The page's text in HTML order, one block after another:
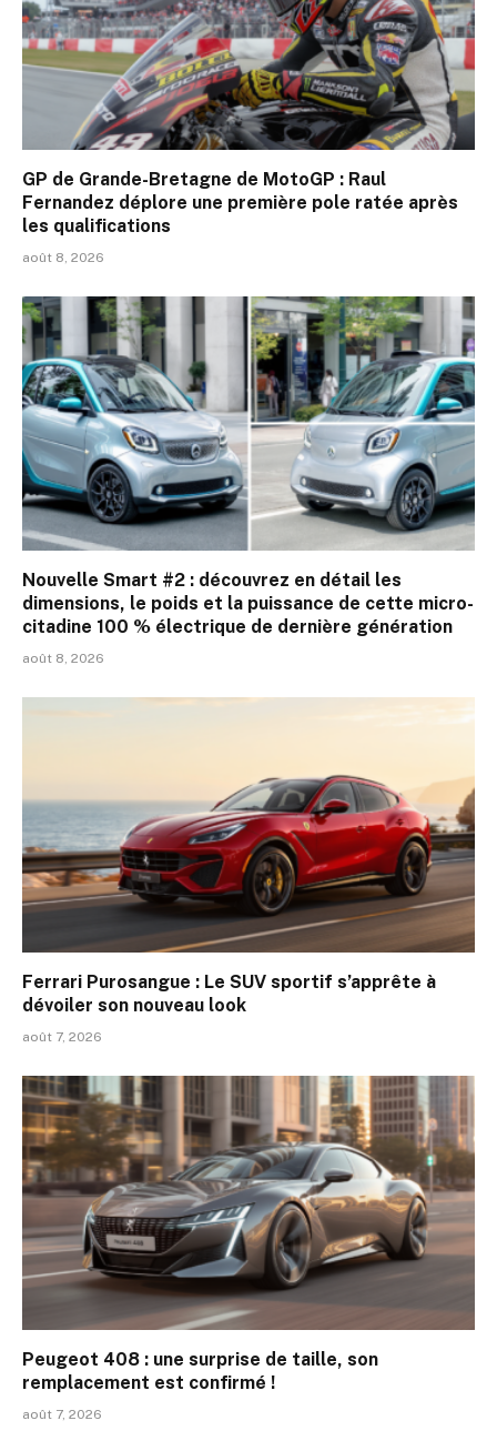
GP de Grande-Bretagne de MotoGP : Raul
Fernandez déplore une première pole ratée après
les qualifications
août 8, 2026
Nouvelle Smart #2 : découvrez en détail les
dimensions, le poids et la puissance de cette micro-
citadine 100 % électrique de dernière génération
août 8, 2026
Ferrari Purosangue : Le SUV sportif s’apprête à
dévoiler son nouveau look
août 7, 2026
Peugeot 408 : une surprise de taille, son
remplacement est confirmé !
août 7, 2026